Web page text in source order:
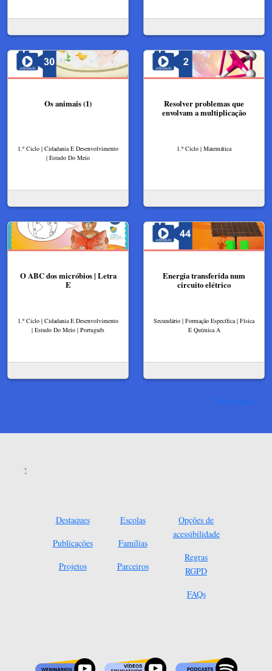
Os animais (1)
1.º Ciclo | Cidadania E Desenvolvimento
| Estudo Do Meio
Resolver problemas que
envolvam a multiplicação
1.º Ciclo | Matemática
O ABC dos micróbios | Letra
E
1.º Ciclo | Cidadania E Desenvolvimento
| Estudo Do Meio | Português
Energia transferida num
circuito elétrico
Secundário | Formação Específica | Física
E Química A
Ver mais
Destaques
Publicações
Projetos
Escolas
Famílias
Parceiros
Opções de
acessibilidade
Regras
RGPD
FAQs